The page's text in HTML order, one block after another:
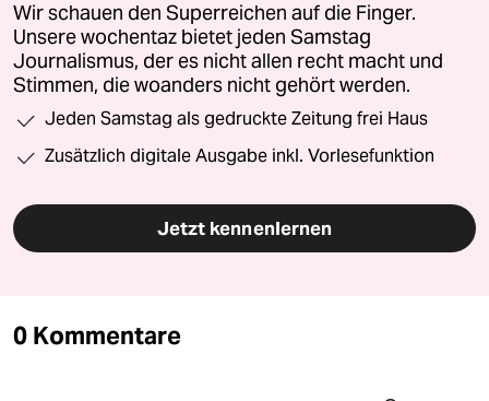
Wir schauen den Superreichen auf die Finger.
Unsere wochentaz bietet jeden Samstag
Journalismus, der es nicht allen recht macht und
Stimmen, die woanders nicht gehört werden.
Jeden Samstag als gedruckte Zeitung frei Haus
Zusätzlich digitale Ausgabe inkl. Vorlesefunktion
Jetzt kennenlernen
0 Kommentare